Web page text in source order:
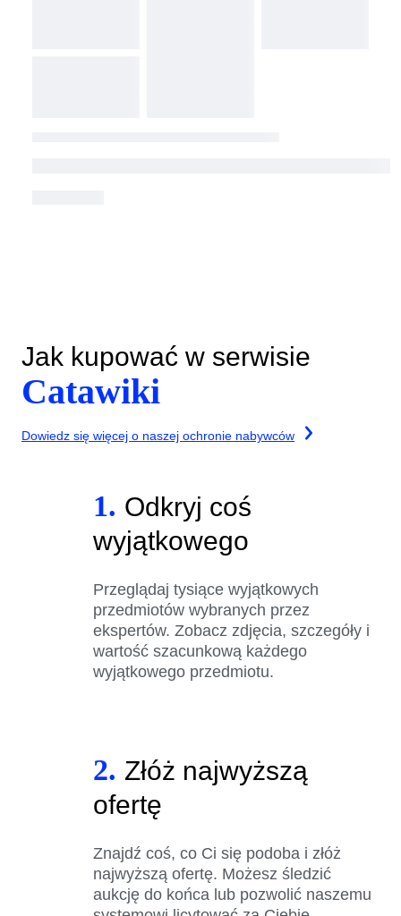
Jak kupować w serwisie
Catawiki
Dowiedz się więcej o naszej ochronie nabywców
1. Odkryj coś
wyjątkowego
Przeglądaj tysiące wyjątkowych
przedmiotów wybranych przez
ekspertów. Zobacz zdjęcia, szczegóły i
wartość szacunkową każdego
wyjątkowego przedmiotu.
2. Złóż najwyższą
ofertę
Znajdź coś, co Ci się podoba i złóż
najwyższą ofertę. Możesz śledzić
aukcję do końca lub pozwolić naszemu